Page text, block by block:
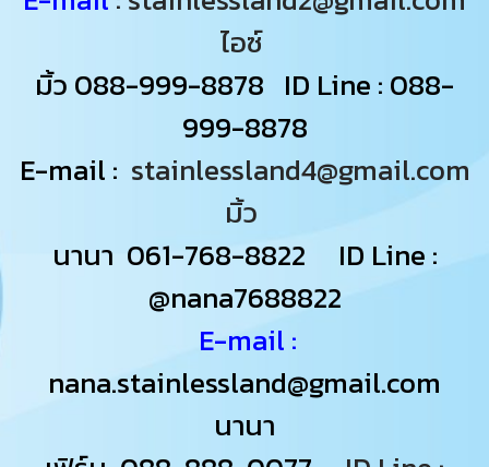
ไอซ์
มิ้ว 088-999-8878 ID Line : 088-
999-8878
E-mail : stainlessland4@gmail.com
มิ้ว
นานา 061-768-8822
ID Line :
@nana7688822
E-mail :
nana.stainlessland@gmail.com
นานา